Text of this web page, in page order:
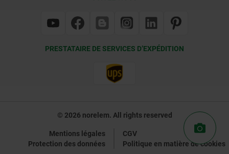
PRESTATAIRE DE SERVICES D’EXPÉDITION
© 2026 norelem. All rights reserved
Mentions légales
CGV
Protection des données
Politique en matière de cookies